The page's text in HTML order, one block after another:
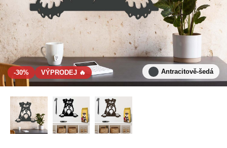
-30% VÝPRODEJ 🔥 Antracitově-šedá